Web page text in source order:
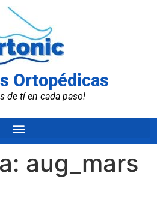
Ortopédicas
de tí en cada paso!
aug_mars